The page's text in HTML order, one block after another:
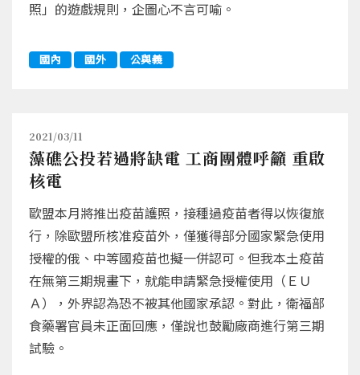
照」的遊戲規則，企圖心不言可喻。
國內 國外 公與義
2021/03/11
藻礁公投若過將缺電 工商團體呼籲 重啟
核電
歐盟本月將推出疫苗護照，接種過疫苗者得以恢復旅
行，除歐盟所核准疫苗外，僅獲得部分國家緊急使用
授權的俄、中等國疫苗也擬一併認可。但我本土疫苗
在無第三期規畫下，就能申請緊急授權使用（ＥＵ
Ａ），外界認為恐不被其他國家承認。對此，衛福部
食藥署官員未正面回應，僅說也鼓勵廠商進行第三期
試驗。